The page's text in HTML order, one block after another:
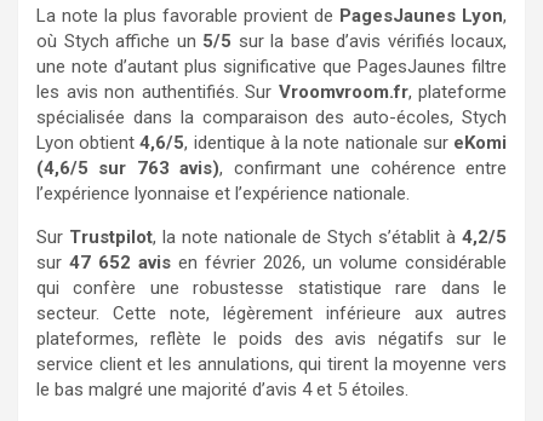
La note la plus favorable provient de PagesJaunes Lyon,
où Stych affiche un 5/5 sur la base d’avis vérifiés locaux,
une note d’autant plus significative que PagesJaunes filtre
les avis non authentifiés. Sur Vroomvroom.fr, plateforme
spécialisée dans la comparaison des auto-écoles, Stych
Lyon obtient4,6/5, identique à la note nationale sur eKomi
(4,6/5 sur 763 avis), confirmant une cohérence entre
l’expérience lyonnaise et l’expérience nationale.
Sur Trustpilot, la note nationale de Stych s’établit à4,2/5
sur 47 652 avis en février 2026, un volume considérable
qui confère une robustesse statistique rare dans le
secteur. Cette note, légèrement inférieure aux autres
plateformes, reflète le poids des avis négatifs sur le
service client et les annulations, qui tirent la moyenne vers
le bas malgré une majorité d’avis 4 et 5 étoiles.